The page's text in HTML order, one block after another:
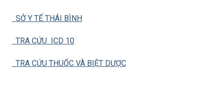
SỞ Y TẾ THÁI BÌNH
TRA CỨU ICD 10
TRA CỨU THUỐC VÀ BIỆT DƯỢC